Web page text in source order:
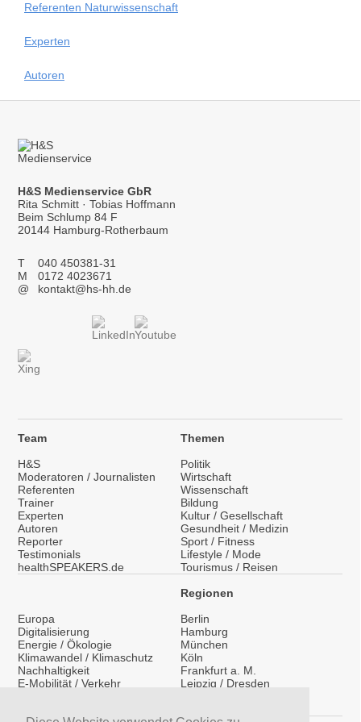
Referenten Naturwissenschaft
Experten
Autoren
H&S Medienservice GbR
Rita Schmitt · Tobias Hoffmann
Beim Schlump 84 F
20144 Hamburg-Rotherbaum
T
040 450381-31
M
0172 4023671
@
kontakt@hs-hh.de
Team
H&S
Moderatoren / Journalisten
Referenten
Trainer
Experten
Autoren
Reporter
Testimonials
healthSPEAKERS.de
Themen
Politik
Wirtschaft
Wissenschaft
Bildung
Kultur / Gesellschaft
Gesundheit / Medizin
Sport / Fitness
Lifestyle / Mode
Tourismus / Reisen
Europa
Digitalisierung
Energie / Ökologie
Klimawandel / Klimaschutz
Nachhaltigkeit
E-Mobilität / Verkehr
Regionen
Berlin
Hamburg
München
Köln
Frankfurt a. M.
Leipzig / Dresden